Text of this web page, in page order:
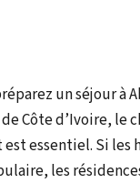
un séjour à
Côte d’Ivoire, le
est essentiel. Si les
les